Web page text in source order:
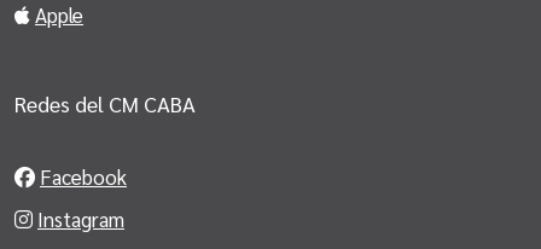
Apple
Redes del CM CABA
Facebook
Instagram